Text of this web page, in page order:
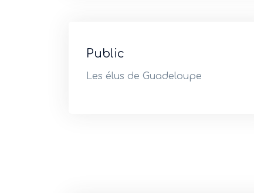
Public
Les élus de Guadeloupe